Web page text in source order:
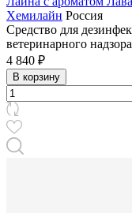
Хемилайн Россия
Средство для
ветеринарного надзора
4 840 ₽
В корзину